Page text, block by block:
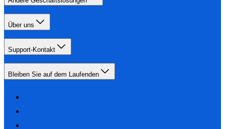
Über uns
Support-Kontakt
Bleiben Sie auf dem Laufenden